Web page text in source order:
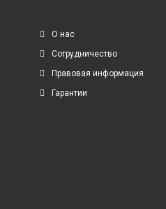
О нас
Сотрудничество
Правовая информация
Гарантии